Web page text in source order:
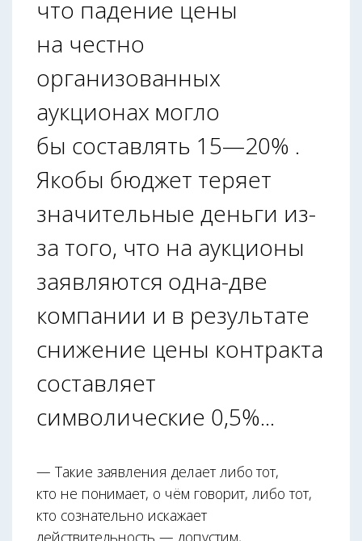
что падение цены
на честно
организованных
аукционах могло
бы составлять 15—20% .
Якобы бюджет теряет
значительные деньги из-
за того, что на аукционы
заявляются одна-две
компании и в результате
снижение цены контракта
составляет
символические 0,5%...
— Такие заявления делает либо тот,
кто не понимает, о чём говорит, либо тот,
кто сознательно искажает
действительность — допустим,